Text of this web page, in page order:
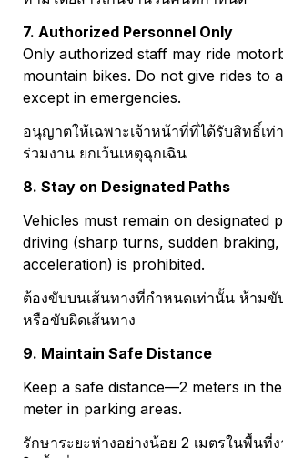
7. Authorized Personnel Only
Only authorized staff may ride
mountain bikes. Do not give rides to
except in emergencies.
อนุญาตให้เฉพาะเจ้าหน้าที่ที่ได้รับสิทธิ์เ
ร่วมงาน ยกเว้นเหตุฉุกเฉิน
8. Stay on Designated Paths
Vehicles must remain on designated
driving (sharp turns, sudden braking,
acceleration) is prohibited.
ต้องขับบนเส้นทางที่กำหนดเท่านั้น ห้ามขั
หรือขับผิดเส้นทาง
9. Maintain Safe Distance
Keep a safe distance—2 meters in the
meter in parking areas.
รักษาระยะห่างอย่างน้อย 2 เมตรในพื้นที่